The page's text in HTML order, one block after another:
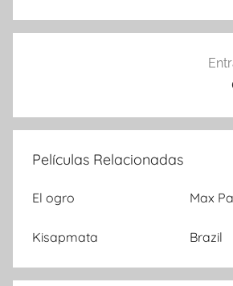
entradas
Películas Relacionadas
El ogro Max
Kisapmata Brazil